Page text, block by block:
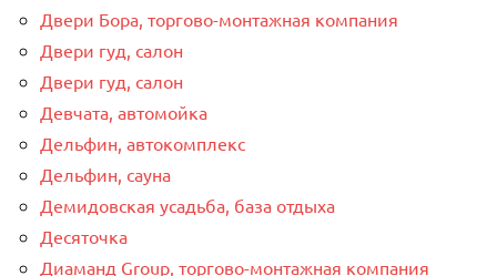
Двери Бора, торгово-монтажная компания
Двери гуд, салон
Двери гуд, салон
Девчата, автомойка
Дельфин, автокомплекс
Дельфин, сауна
Демидовская усадьба, база отдыха
Десяточка
Диаманд Group, торгово-монтажная компания